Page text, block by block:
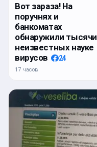
Вот зараза! На
поручнях и
банкоматах
обнаружили тысячи
неизвестных науке
вирусов
24
17 часов